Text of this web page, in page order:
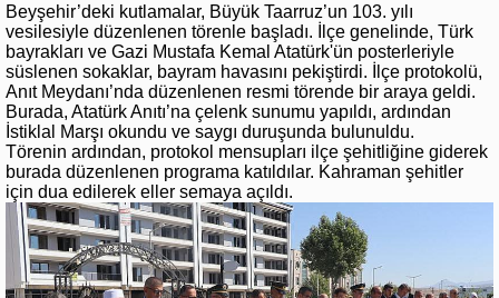
Beyşehir’deki kutlamalar, Büyük Taarruz’un 103. yılı
vesilesiyle düzenlenen törenle başladı. İlçe genelinde, Türk
bayrakları ve Gazi Mustafa Kemal Atatürk'ün posterleriyle
süslenen sokaklar, bayram havasını pekiştirdi. İlçe protokolü,
Anıt Meydanı’nda düzenlenen resmi törende bir araya geldi.
Burada, Atatürk Anıtı’na çelenk sunumu yapıldı, ardından
İstiklal Marşı okundu ve saygı duruşunda bulunuldu.
Törenin ardından, protokol mensupları ilçe şehitliğine giderek
burada düzenlenen programa katıldılar. Kahraman şehitler
için dua edilerek eller semaya açıldı.